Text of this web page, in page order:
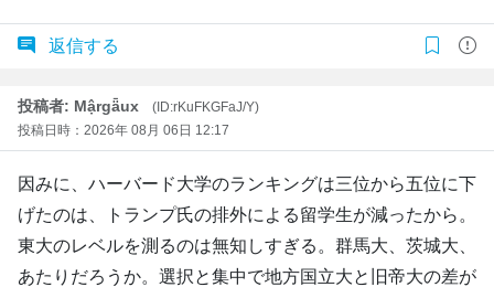
返信する
投稿者: Mậrgǟux
(ID:rKuFKGFaJ/Y)
投稿日時：2026年 08月 06日 12:17
因みに、ハーバード大学のランキングは三位から五位に下
げたのは、トランプ氏の排外による留学生が減ったから。
東大のレベルを測るのは無知しすぎる。群馬大、茨城大、
あたりだろうか。選択と集中で地方国立大と旧帝大の差が